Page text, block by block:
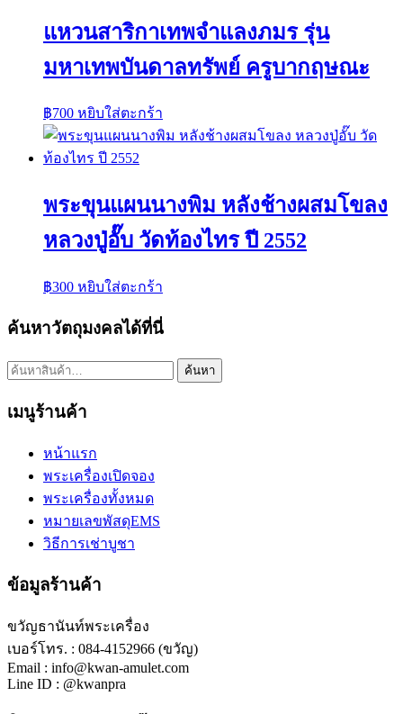
แหวนสาริกาเทพจำแลงภมร รุ่น
มหาเทพบันดาลทรัพย์ ครูบากฤษณะ
฿700 หยิบใส่ตะกร้า
พระขุนแผนนางพิม หลังช้างผสมโขลง
หลวงปู่อั๊บ วัดท้องไทร ปี 2552
฿300 หยิบใส่ตะกร้า
ค้นหาวัตถุมงคลได้ที่นี่
ค้นหา: ค้นหา
เมนูร้านค้า
หน้าแรก
พระเครื่องเปิดจอง
พระเครื่องทั้งหมด
หมายเลขพัสดุEMS
วิธีการเช่าบูชา
ข้อมูลร้านค้า
ขวัญธานันท์พระเครื่อง
เบอร์โทร. : 084-4152966 (ขวัญ)
Email : info@kwan-amulet.com
Line ID : @kwanpra